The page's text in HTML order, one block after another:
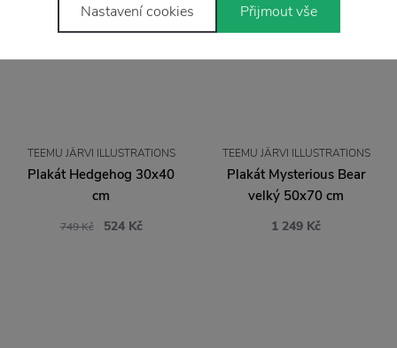
TEEMU JÄRVI ILLUSTRATIONS
Plakát Hedgehog 30x40
cm
749 Kč 524 Kč
TEEMU JÄRVI ILLUSTRATIONS
Plakát Mysterious Bear
velký 50x70 cm
1 249 Kč
Nastavení cookies Přijmout vše